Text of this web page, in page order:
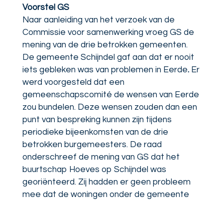
Voorstel GS
Naar aanleiding van het verzoek van de
Commissie voor samenwerking vroeg GS de
mening van de drie betrokken gemeenten.
De gemeente Schijndel gaf aan dat er nooit
iets gebleken was van problemen in Eerde. Er
werd voorgesteld dat een
gemeenschapscomité de wensen van Eerde
zou bundelen. Deze wensen zouden dan een
punt van bespreking kunnen zijn tijdens
periodieke bijeenkomsten van de drie
betrokken burgemeesters. De raad
onderschreef de mening van GS dat het
buurtschap Hoeves op Schijndel was
georiënteerd. Zij hadden er geen probleem
mee dat de woningen onder de gemeente